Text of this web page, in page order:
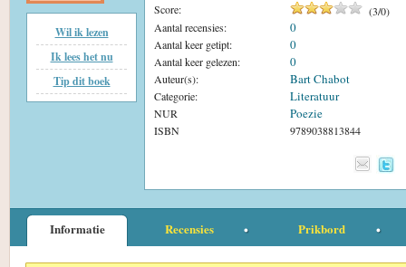
Wil ik lezen
Ik lees het nu
Tip dit boek
Score: (3/0)
Aantal recensies:
0
Aantal keer getipt: 0
Aantal keer gelezen: 0
Auteur(s): Bart Chabot
Categorie: Literatuur
NUR Poezie
ISBN 9789038813844
Informatie Recensies Prikbord